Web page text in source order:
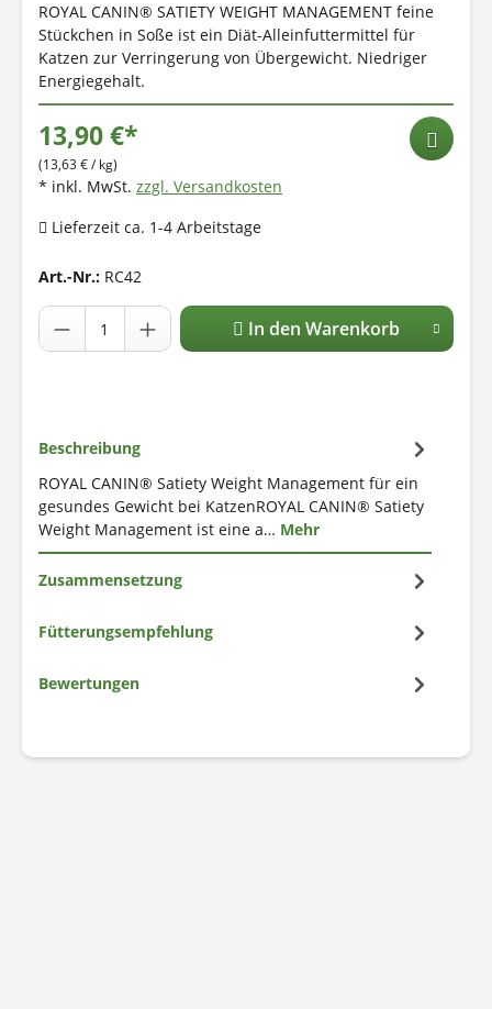
ROYAL CANIN® SATIETY WEIGHT MANAGEMENT feine
Stückchen in Soße ist ein Diät-Alleinfuttermittel für
Katzen zur Verringerung von Übergewicht. Niedriger
Energiegehalt.
13,90 €*
(13,63 € / kg)
* inkl. MwSt. zzgl. Versandkosten
Lieferzeit ca. 1-4 Arbeitstage
Art.-Nr.: RC42
In den Warenkorb
Beschreibung
ROYAL CANIN® Satiety Weight Management für ein
gesundes Gewicht bei KatzenROYAL CANIN® Satiety
Weight Management ist eine a… Mehr
Zusammensetzung
Fütterungsempfehlung
Bewertungen